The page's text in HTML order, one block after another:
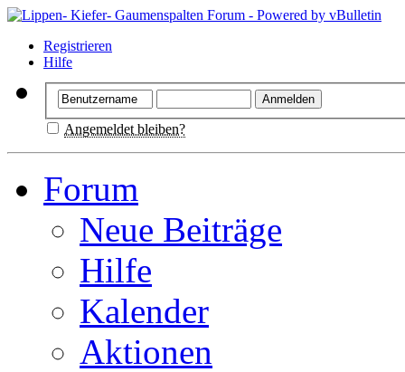
Registrieren
Hilfe
Angemeldet bleiben?
Forum
Neue Beiträge
Hilfe
Kalender
Aktionen